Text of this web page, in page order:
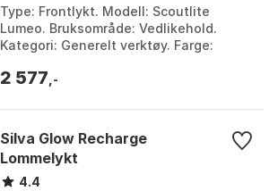
Type: Frontlykt. Modell: Scoutlite
Lumeo. Bruksområde: Vedlikehold.
Kategori: Generelt verktøy. Farge:
2 577 ,-
Silva Glow Recharge
Lommelykt
4.4